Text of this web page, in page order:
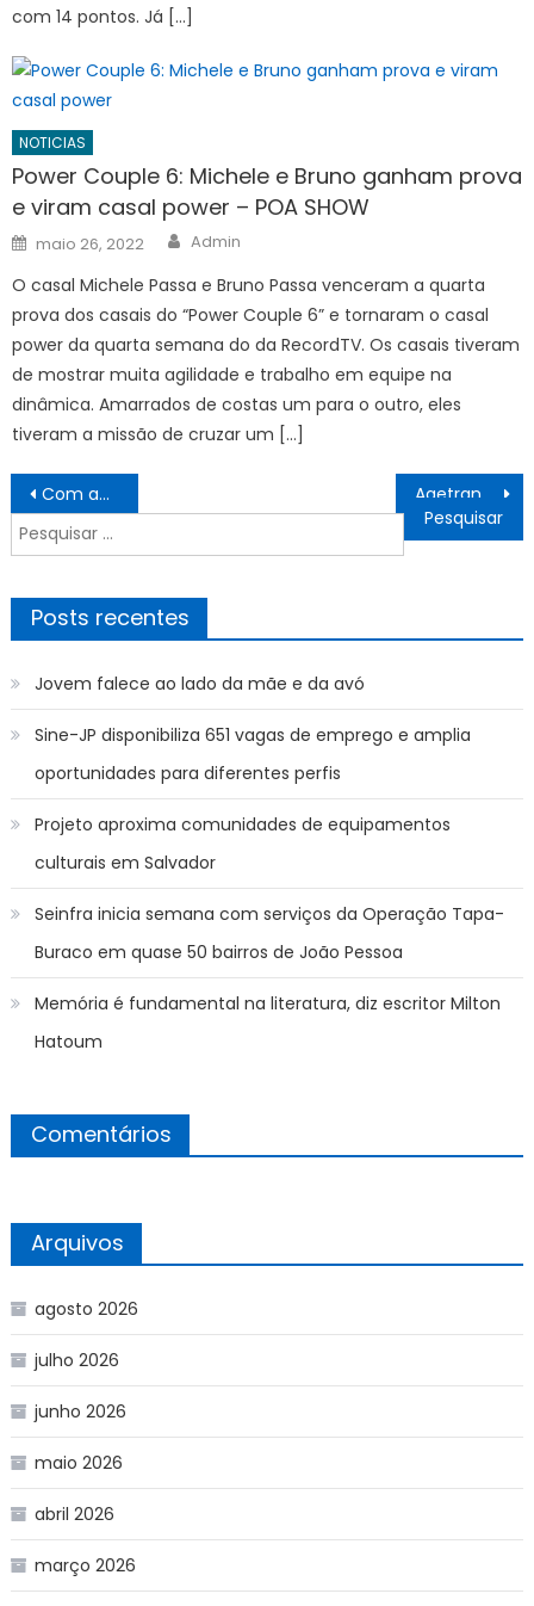
com 14 pontos. Já […]
NOTICIAS
Power Couple 6: Michele e Bruno ganham prova
e viram casal power – POA SHOW
Posted
on
maio 26, 2022 Author
Admin
O casal Michele Passa e Bruno Passa venceram a quarta
prova dos casais do “Power Couple 6” e tornaram o casal
power da quarta semana do da RecordTV. Os casais tiveram
de mostrar muita agilidade e trabalho em equipe na
dinâmica. Amarrados de costas um para o outro, eles
tiveram a missão de cruzar um […]
Navegação
de
Post
Com apoio do Governo do Estado, Mato Grosso do Sul entra na corrida das agtechs com ecossistema voltado ao agro do futuro
Pesquisar
por:
Posts recentes
Jovem falece ao lado da mãe e da avó
Sine-JP disponibiliza 651 vagas de emprego e amplia
oportunidades para diferentes perfis
Projeto aproxima comunidades de equipamentos
culturais em Salvador
Seinfra inicia semana com serviços da Operação Tapa-
Buraco em quase 50 bairros de João Pessoa
Memória é fundamental na literatura, diz escritor Milton
Hatoum
Comentários
Arquivos
agosto 2026
julho 2026
junho 2026
maio 2026
abril 2026
março 2026